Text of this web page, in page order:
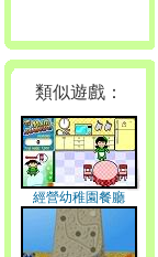
類似遊戲：
經營幼稚園餐廳